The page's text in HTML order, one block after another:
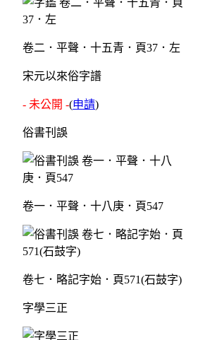
卷二．平聲．十五青．頁37．左
宋元以來俗字譜
- 未公開 -(申請)
俗書刊誤
卷一．平聲．十八庚．頁547
卷七．略記字始．頁571(石鼓字)
字學三正